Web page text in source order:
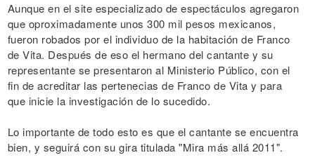
Aunque en el site especializado de espectáculos agregaron
que oproximadamente unos 300 mil pesos mexicanos,
fueron robados por el individuo de la habitación de Franco
de Vita. Después de eso el hermano del cantante y su
representante se presentaron al Ministerio Público, con el
fin de acreditar las pertenecias de Franco de Vita y para
que inicie la investigación de lo sucedido.
Lo importante de todo esto es que el cantante se encuentra
bien, y seguirá con su gira titulada "Mira más allá 2011".